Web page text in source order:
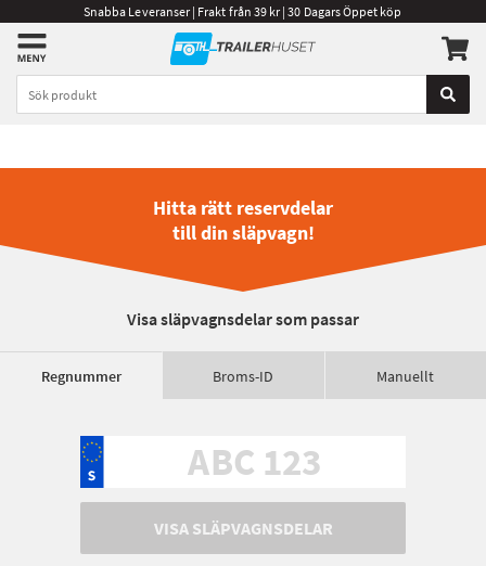
Snabba Leveranser | Frakt från 39 kr | 30 Dagars Öppet köp
Hitta rätt reservdelar
till din släpvagn!
Visa släpvagnsdelar som passar
Regnummer Broms-ID Manuellt
VISA SLÄPVAGNSDELAR